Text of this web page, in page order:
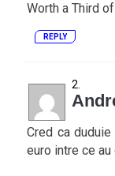
Worth a Third
REPLY
Cred ca
euro intre ce au